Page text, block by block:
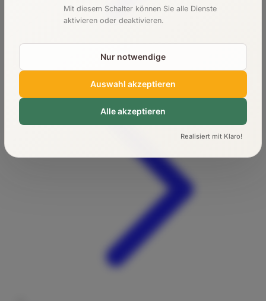
Mit diesem Schalter können Sie alle Dienste
aktivieren oder deaktivieren.
Nur notwendige
Auswahl akzeptieren
Alle akzeptieren
Realisiert mit Klaro!